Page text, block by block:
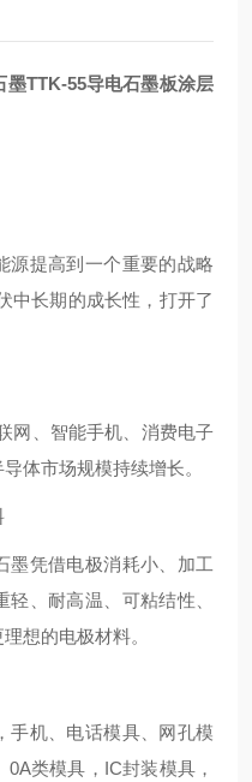
墨TTK-55导电石墨板涂层
源提高到一个重要的战略
中长期的成长性，打开了
网、智能手机、消费电子
体市场规模持续增长。
墨凭借电极消耗小、加工
、耐高温、可粘结性、
想的电极材料。
手机、电话模具、网孔模
类模具，IC封装模具，